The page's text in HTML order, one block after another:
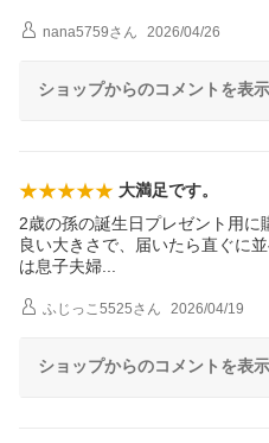
nana5759さん 2026/04/26
ショップからのコメントを表示
大満足です。
2歳の孫の誕生日プレゼント用
良い大きさで、届いたら直ぐに
は息子夫婦
ふじっこ5525さん 2026/04/19
ショップからのコメントを表示